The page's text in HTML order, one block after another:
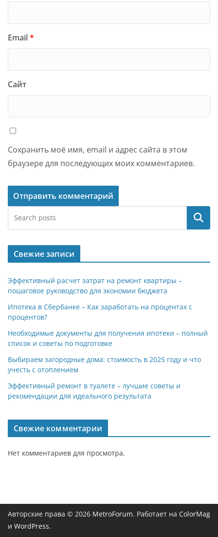
Email*
Сайт
Сохранить моё имя, email и адрес сайта в этом
браузере для последующих моих комментариев.
Поиск
Свежие записи
Эффективный расчет затрат на ремонт квартиры –
пошаговое руководство для экономии бюджета
Ипотека в Сбербанке – Как заработать на процентах с
процентов?
Необходимые документы для получения ипотеки – полный
список и советы по подготовке
Выбираем загородные дома: стоимость в 2025 году и что
учесть с отоплением
Эффективный ремонт в туалете – лучшие советы и
рекомендации для идеального результата
Свежие комментарии
Нет комментариев для просмотра.
Авторские права © 2026 MetroForum. Работает на ColorMag
и WordPress.